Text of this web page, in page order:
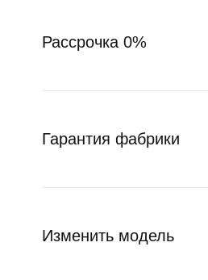
Рассрочка 0%
Гарантия фабрики
Изменить модель